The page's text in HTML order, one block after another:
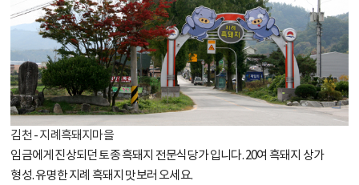
김천 - 지례흑돼지마을
임금에게 진상되던 토종 흑돼지 전문식당가 입니다. 20여 흑돼지 상가
형성. 유명한 지례 흑돼지 맛보러 오세요.